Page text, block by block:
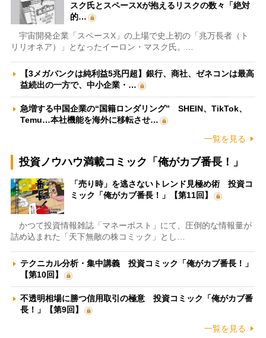
スク氏とスペースXが抱えるリスクの数々「絶対
的…
宇宙開発企業「スペースX」の上場で史上初の「兆万長者（ト
リリオネア）」となったイーロン・マスク氏。…
【3メガバンクは純利益5兆円超】銀行、商社、ゼネコンは最高
益続出の一方で、中小企業・…
急増する中国企業の“国籍ロンダリング” SHEIN、TikTok、
Temu…本社機能を海外に移転させ…
一覧を見る
投資ノウハウ満載コミック「俺がカブ番長！」
「売り時」を逃さないトレンド見極め術 投資コ
ミック「俺がカブ番長！」【第11回】
かつて投資情報雑誌「マネーポスト」にて、圧倒的な情報量が
詰め込まれた「天下無敵の株コミック」とし…
テクニカル分析・集中講義 投資コミック「俺がカブ番長！」
【第10回】
不透明相場に勝つ信用取引の極意 投資コミック「俺がカブ番
長！」【第9回】
一覧を見る